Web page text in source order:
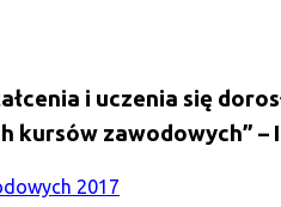
i uczenia się
zawodowych” –
2017